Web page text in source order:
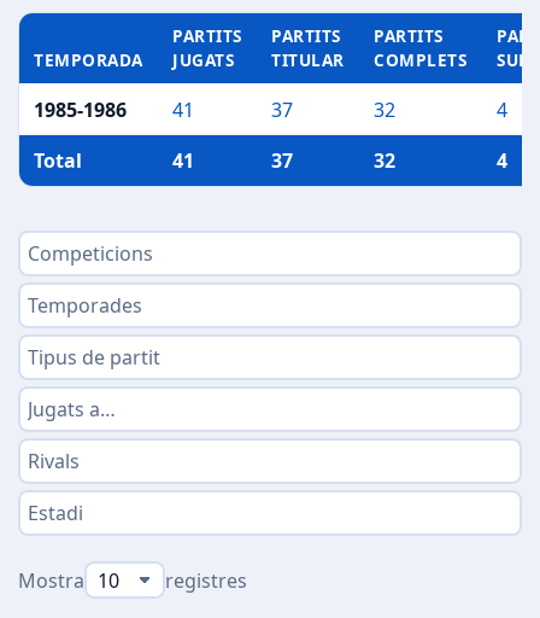
TEMPORADA
PARTITS
JUGATS
PARTITS
TITULAR
PARTITS
COMPLETS
1985-1986 41 37 32
4
Total
41 37 32 4
Mostra registres